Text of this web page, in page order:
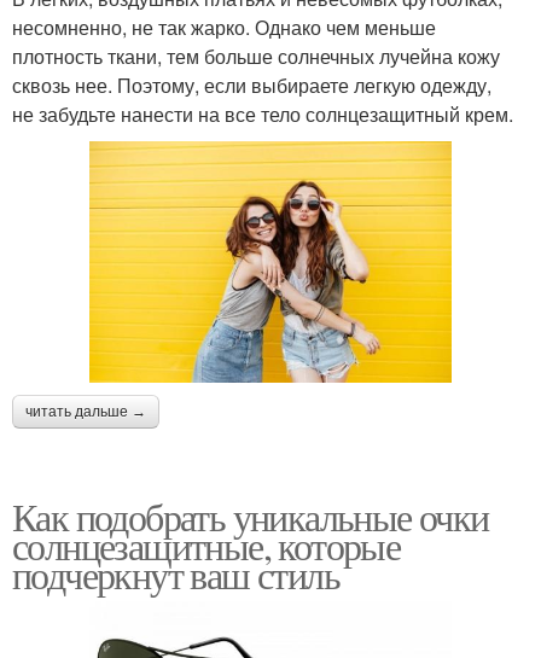
несомненно, не так жарко. Однако чем меньше
плотность ткани, тем больше солнечных лучейна кожу
сквозь нее. Поэтому, если выбираете легкую одежду,
не забудьте нанести на все тело солнцезащитный крем.
читать дальше →
Как подобрать уникальные очки
солнцезащитные, которые
подчеркнут ваш стиль